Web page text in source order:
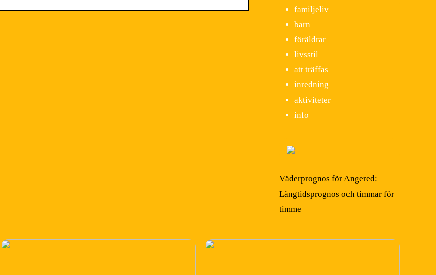
familjeliv
barn
föräldrar
livsstil
att träffas
inredning
aktiviteter
info
Väderprognos för Angered:
Långtidsprognos och timmar för
timme